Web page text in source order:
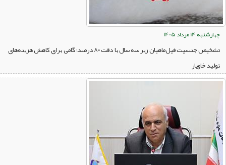
چهارشنبه 14 مرداد 1405
تشخیص جنسیت فیل‌ماهیان زیر سه سال با دقت ۸۰ درصد؛ گامی برای کاهش هزینه‌های
تولید خاویار